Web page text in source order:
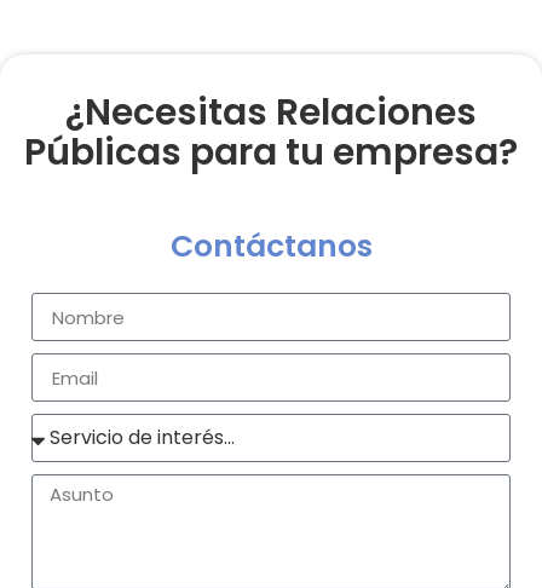
¿Necesitas Relaciones
Públicas para tu empresa?
Contáctanos